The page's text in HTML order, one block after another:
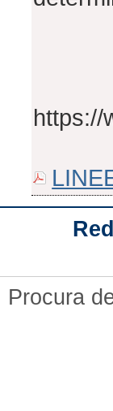
https://
Procura